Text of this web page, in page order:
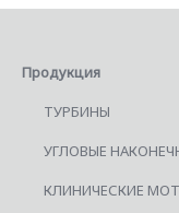
Продукция
ТУРБИНЫ
УГЛОВЫЕ
КЛИНИЧЕСКИЕ